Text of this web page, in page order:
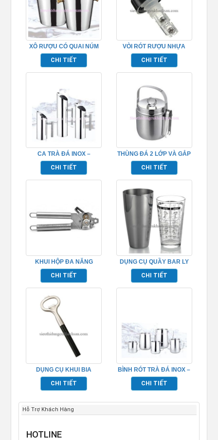
XÔ RƯỢU CÓ QUAI NÚM
TP694001
CHI TIẾT
VÒI RÓT RƯỢU NHỰA
TP694013
CHI TIẾT
CA TRÀ ĐÁ INOX –
TP694019
CHI TIẾT
THÙNG ĐÁ 2 LỚP VÀ GẮP
TP694003
CHI TIẾT
KHUI HỘP ĐA NĂNG
TP694005
CHI TIẾT
DỤNG CỤ QUẦY BAR LY
BOSTON TP694031
CHI TIẾT
DỤNG CỤ KHUI BIA
TP694007
CHI TIẾT
BÌNH RÓT TRÀ ĐÁ INOX –
TP694018
CHI TIẾT
Hỗ Trợ Khách Hàng
HOTLINE